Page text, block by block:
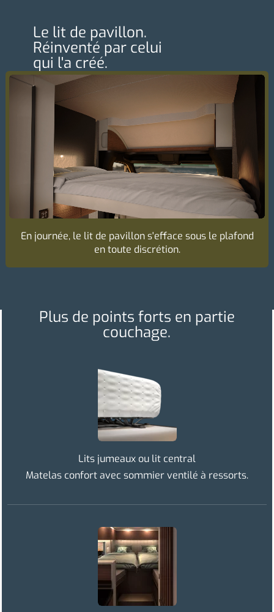
Le lit de pavillon.
Réinventé par celui
qui l'a créé.
En journée, le lit de pavillon s'efface sous le plafond
en toute discrétion.
Plus de points forts en partie
couchage.
Lits jumeaux ou lit central
Matelas confort avec sommier ventilé à ressorts.